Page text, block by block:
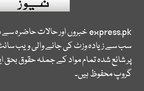
express.pkخبروں اور حالات حاضرہ
سب سے زیادہ وزٹ کی جانے والی ویب
پر شائع شدہ تمام مواد کے جملہ حقوق بحق
گروپ محفوظ ہیں۔